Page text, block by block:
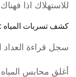
للاستهلاك اذا
كشف تسربات المياه :
سجل قراءة العداد
أغلق محابس